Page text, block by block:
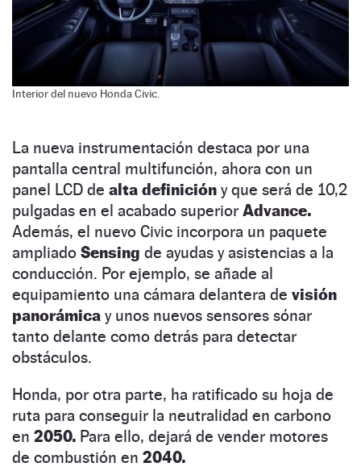
Interior del nuevo Honda Civic.
La nueva instrumentación destaca por una
pantalla central multifunción, ahora con un
panel LCD de alta definición y que será de 10,2
pulgadas en el acabado superior Advance.
Además, el nuevo Civic incorpora un paquete
ampliado Sensing de ayudas y asistencias a la
conducción. Por ejemplo, se añade al
equipamiento una cámara delantera de visión
panorámica y unos nuevos sensores sónar
tanto delante como detrás para detectar
obstáculos.
Honda, por otra parte, ha ratificado su hoja de
ruta para conseguir la neutralidad en carbono
en 2050. Para ello, dejará de vender motores
de combustión en 2040.